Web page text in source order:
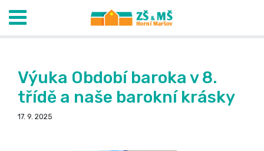
Výuka Období baroka v 8.
třídě a naše barokní krásky
17. 9. 2025